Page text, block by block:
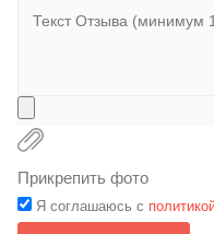
Прикрепить фото
Я соглашаюсь с